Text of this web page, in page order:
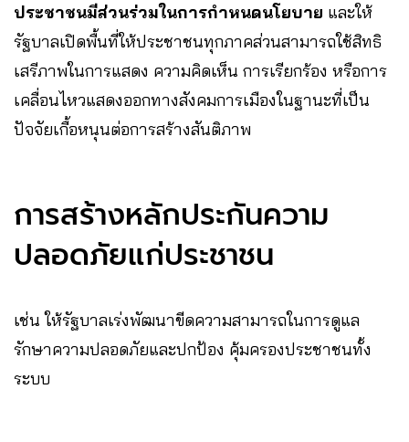
ประชาชนมีส่วนร่วมในการกำหนดนโยบาย และให้
รัฐบาลเปิดพื้นที่ให้ประชาชนทุกภาคส่วนสามารถใช้สิทธิ
เสรีภาพในการแสดง ความคิดเห็น การเรียกร้อง หรือการ
เคลื่อนไหวแสดงออกทางสังคมการเมืองในฐานะที่เป็น
ปัจจัยเกื้อหนุนต่อการสร้างสันติภาพ
การสร้างหลักประกันความ
ปลอดภัยแก่ประชาชน
เช่น ให้รัฐบาลเร่งพัฒนาขีดความสามารถในการดูแล
รักษาความปลอดภัยและปกป้อง คุ้มครองประชาชนทั้ง
ระบบ